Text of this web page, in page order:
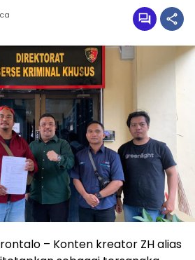
– Konten kreator ZH alias